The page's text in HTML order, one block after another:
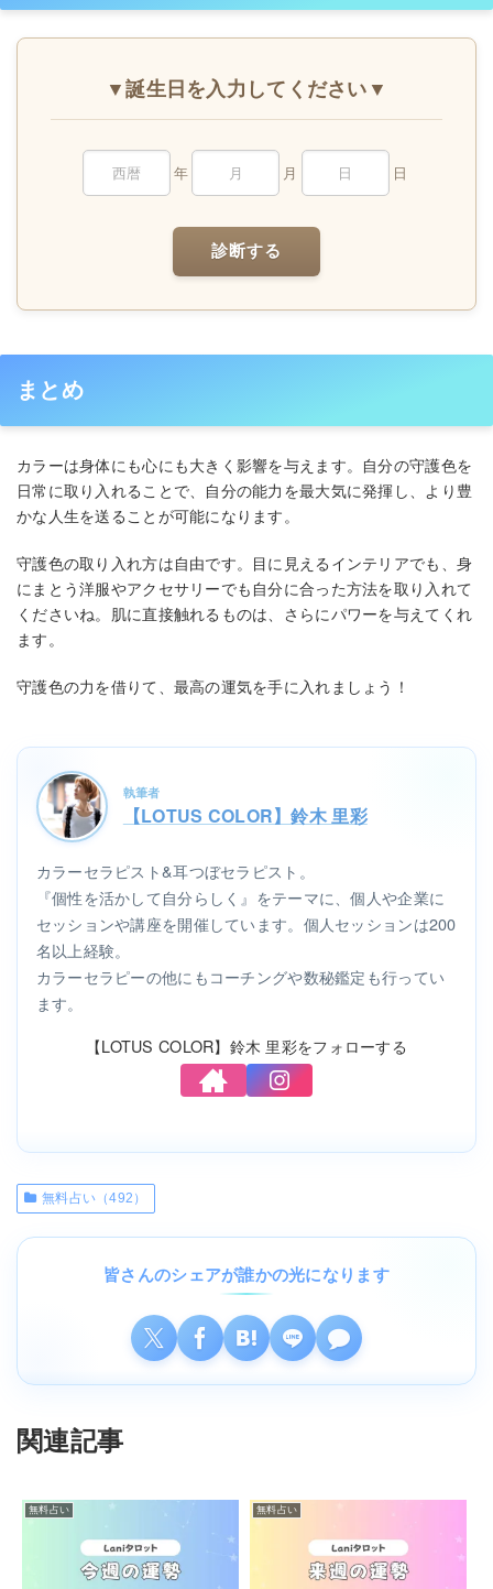
▼誕生日を入力してください▼
年 月 日
診断する
まとめ
カラーは身体にも心にも大きく影響を与えます。自分の守護色を
日常に取り入れることで、自分の能力を最大気に発揮し、より豊
かな人生を送ることが可能になります。
守護色の取り入れ方は自由です。目に見えるインテリアでも、身
にまとう洋服やアクセサリーでも自分に合った方法を取り入れて
くださいね。肌に直接触れるものは、さらにパワーを与えてくれ
ます。
守護色の力を借りて、最高の運気を手に入れましょう！
執筆者
【LOTUS COLOR】鈴木 里彩
カラーセラピスト&耳つぼセラピスト。
『個性を活かして自分らしく』をテーマに、個人や企業に
セッションや講座を開催しています。個人セッションは200
名以上経験。
カラーセラピーの他にもコーチングや数秘鑑定も行ってい
ます。
【LOTUS COLOR】鈴木 里彩をフォローする
無料占い（492）
皆さんのシェアが誰かの光になります
関連記事
無料占い 無料占い